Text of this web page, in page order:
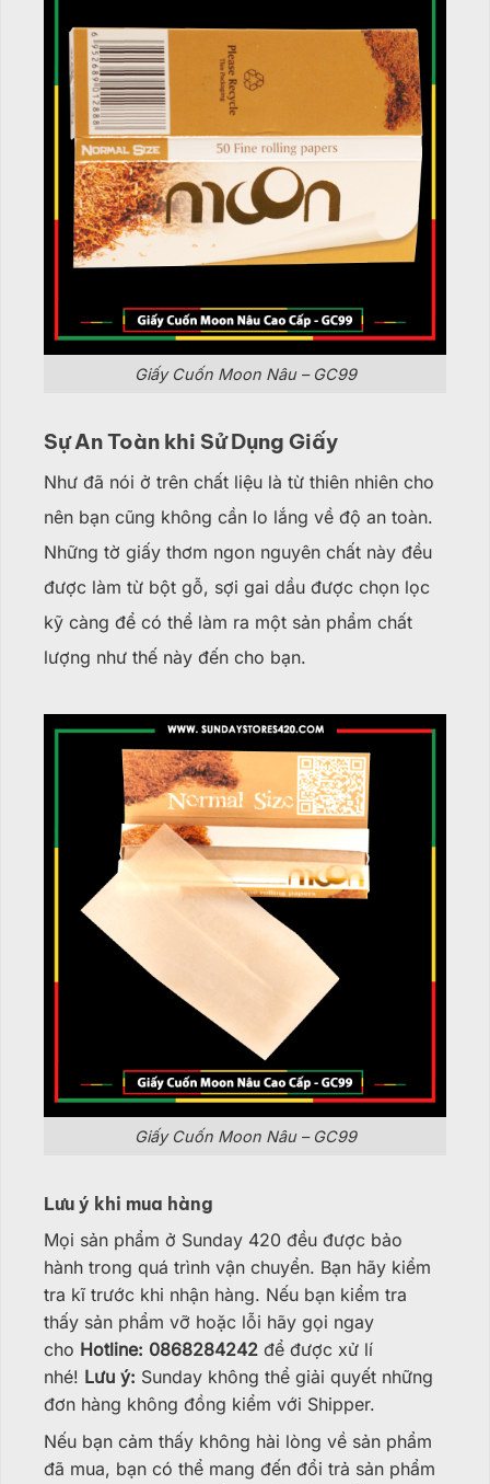
Giấy Cuốn Moon Nâu – GC99
Sự An Toàn khi Sử Dụng Giấy
Như đã nói ở trên chất liệu là từ thiên nhiên cho
nên bạn cũng không cần lo lắng về độ an toàn.
Những tờ giấy thơm ngon nguyên chất này đều
được làm từ bột gỗ, sợi gai dầu được chọn lọc
kỹ càng để có thể làm ra một sản phẩm chất
lượng như thế này đến cho bạn.
Giấy Cuốn Moon Nâu – GC99
Lưu ý khi mua hàng
Mọi sản phẩm ở Sunday 420 đều được bảo
hành trong quá trình vận chuyển. Bạn hãy kiểm
tra kĩ trước khi nhận hàng. Nếu bạn kiểm tra
thấy sản phẩm vỡ hoặc lỗi hãy gọi ngay
cho Hotline: 0868284242 để được xử lí
nhé! Lưu ý: Sunday không thể giải quyết những
đơn hàng không đồng kiểm với Shipper.
Nếu bạn cảm thấy không hài lòng về sản phẩm
đã mua, bạn có thể mang đến đổi trả sản phẩm